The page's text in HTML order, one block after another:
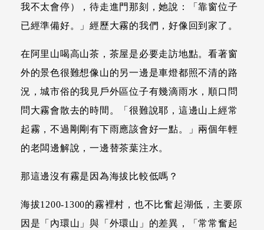
我不太會停），待走進門那刻，她說：「靠窗位子
已經準備好。」經歷大霧的我們，好像回到家了。
在阿里山喝高山茶，茶屋是必要走訪地點。看著窗
外的景色很難想像山的另一邊是車燈都照不清的路
況，城市俗的我見戶外區位子有幾滴雨水，順口問
問大霧會散去的時間。「很難說耶，這邊山上經常
起霧，不過剛剛有下雨應該會好一點。」兩個年輕
的老闆邊解說，一邊替茶葉注水。
那這邊沒有霧是因為海拔比較低嗎？
海拔1200-1300的霧裡村，也不比奮起湖低，主要原
因是「內環山」與「外環山」的差異，「常常奮起